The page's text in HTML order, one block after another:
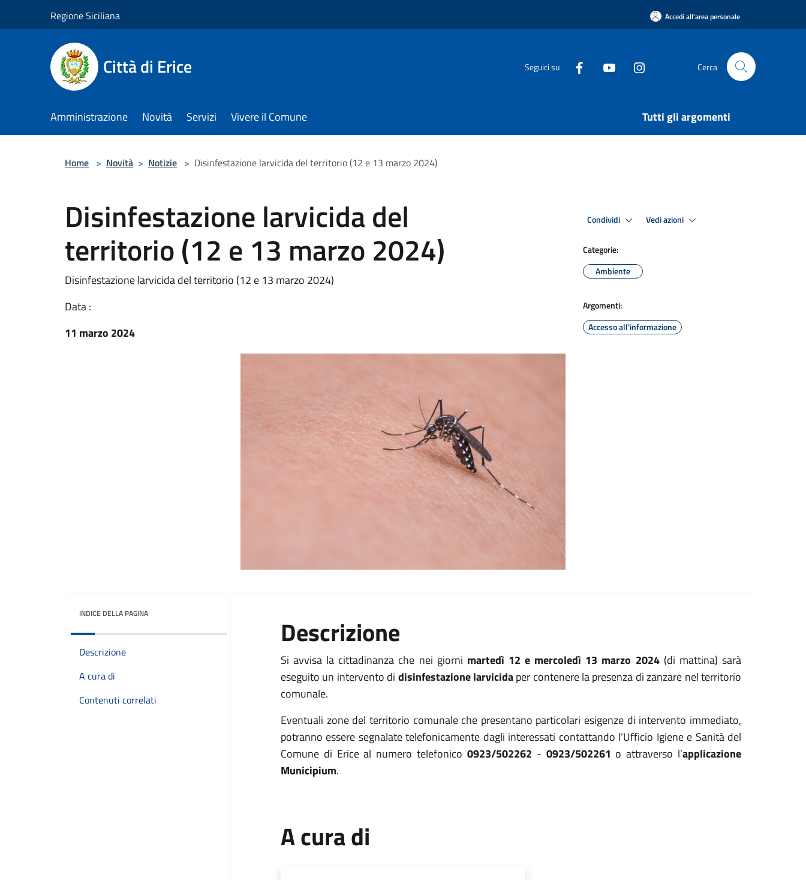
Regione Siciliana Accedi all'area personale
Città di Erice Seguici su Cerca
Amministrazione Novità Servizi Vivere il Comune Tutti gli argomenti
Home > Novità > Notizie > Disinfestazione larvicida del territorio (12 e 13 marzo 2024)
Disinfestazione larvicida del
territorio (12 e 13 marzo 2024)
Disinfestazione larvicida del territorio (12 e 13 marzo 2024)
Data :
11 marzo 2024
Condividi Vedi azioni
Categorie:
Ambiente
Argomenti:
Accesso all'informazione
INDICE DELLA PAGINA
Descrizione
A cura di
Contenuti correlati
Descrizione
Si avvisa la cittadinanza che nei giorni martedì 12 e mercoledì 13 marzo 2024(di mattina) sarà
eseguito un intervento di disinfestazione larvicidaper contenere la presenza di zanzare nel territorio
comunale.
Eventuali zone del territorio comunale che presentano particolari esigenze di intervento immediato,
potranno essere segnalate telefonicamente dagli interessati contattando l’Ufficio Igiene e Sanità del
Comune di Erice al numero telefonico 0923/502262 - 0923/502261 o attraverso l’applicazione
Municipium.
A cura di